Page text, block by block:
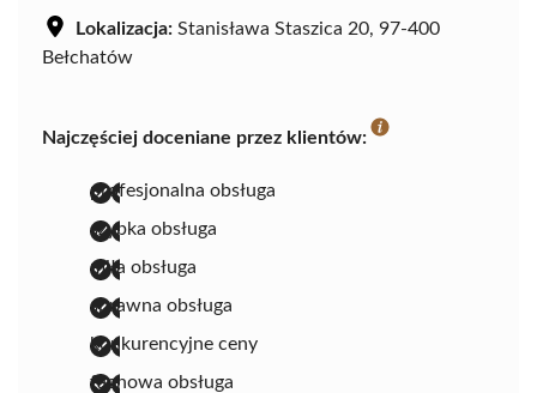
Lokalizacja: Stanisława Staszica 20, 97-400
Bełchatów
Najczęściej doceniane przez klientów:
profesjonalna obsługa
szybka obsługa
miła obsługa
sprawna obsługa
konkurencyjne ceny
fachowa obsługa